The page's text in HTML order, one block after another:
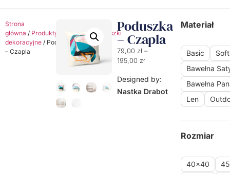
Strona
główna / Produkty Poduszki /Poduszki
dekoracyjne / Poduszka
– Czapla
Poduszka
– Czapla
79,00 zł –
195,00 zł
Designed by:
Nastka Drabot
Materiał
Basic
Soft
Bawełna
Bawełna
Len
Rozmiar
40x40